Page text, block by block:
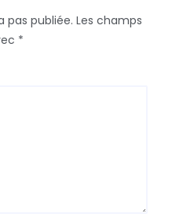
pas publiée. Les champs
*